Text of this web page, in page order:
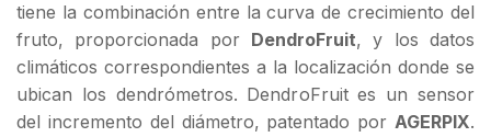
tiene la combinación entre la curva de crecimiento del
fruto, proporcionada por DendroFruit, y los datos
climáticos correspondientes a la localización donde se
ubican los dendrómetros. DendroFruit es un sensor
del incremento del diámetro, patentado por AGERPIX.